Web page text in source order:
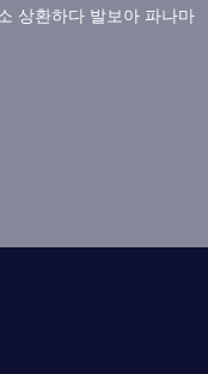
상환하다 발보아 파나마